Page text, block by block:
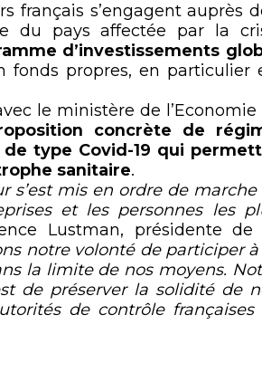
français s’engagent auprès
du pays affectée par la
d’investissements
fonds propres, en particulier
le ministère de l’Economie
concrète de
type Covid-19 qui
sanitaire.
s’est mis en ordre de marche
et les personnes les
Lustman, présidente de
notre volonté de participer
la limite de nos moyens.
de préserver la solidité de
de contrôle françaises